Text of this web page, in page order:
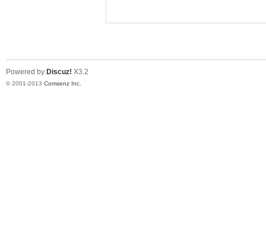
Powered by Discuz! X3.2
© 2001-2013 Comsenz Inc.